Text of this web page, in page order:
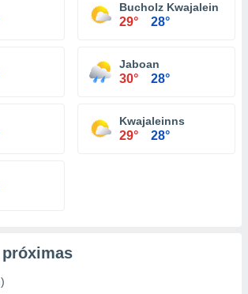
Bucholz Kwajalein
29° 28°
Jaboan
30° 28°
Kwajaleinns
29° 28°